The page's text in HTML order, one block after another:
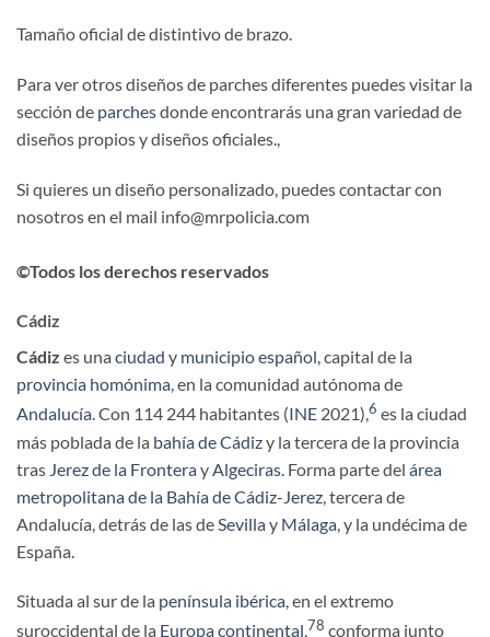
Tamaño oficial de distintivo de brazo.
Para ver otros diseños de parches diferentes puedes visitar la
sección de parchesdonde encontrarás una gran variedad de
diseños propios y diseños oficiales.,
Si quieres un diseño personalizado, puedes contactar con
nosotros en el mail info@mrpolicia.com
©Todos los derechos reservados
Cádiz
Cádiz es una ciudad y municipioespañol, capital de la
provincia homónima, en la comunidad autónoma de
Andalucía. Con 114 244 habitantes (INE 2021),6 ​ es la ciudad
más poblada de la bahía de Cádizy la tercera de la provincia
tras Jerez de la Fronteray Algeciras . Forma parte del área
metropolitana de la Bahía de Cádiz-Jerez , tercera de
Andalucía, detrás de las de Sevillay Málaga , y la undécima de
España.
Situada al sur de la península ibérica, en el extremo
suroccidental de la Europa continental,78 ​ conforma junto